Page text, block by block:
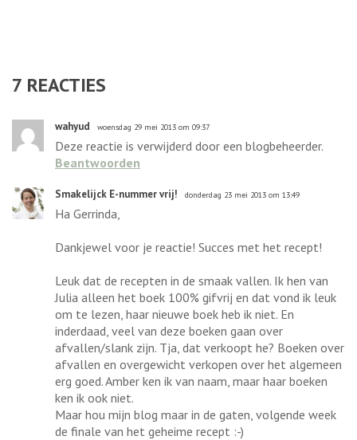
7 REACTIES
wahyud woensdag 29 mei 2013 om 09:37
Deze reactie is verwijderd door een blogbeheerder.
Beantwoorden
Smakelijck E-nummer vrij! donderdag 23 mei 2013 om 13:49
Ha Gerrinda,
Dankjewel voor je reactie! Succes met het recept!
Leuk dat de recepten in de smaak vallen. Ik hen van
Julia alleen het boek 100% gifvrij en dat vond ik leuk
om te lezen, haar nieuwe boek heb ik niet. En
inderdaad, veel van deze boeken gaan over
afvallen/slank zijn. Tja, dat verkoopt he? Boeken over
afvallen en overgewicht verkopen over het algemeen
erg goed. Amber ken ik van naam, maar haar boeken
ken ik ook niet.
Maar hou mijn blog maar in de gaten, volgende week
de finale van het geheime recept :-)